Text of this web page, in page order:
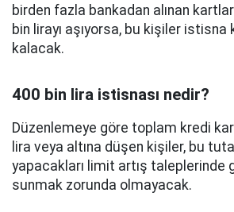
birden fazla bankadan alınan
bin lirayı aşıyorsa, bu kişiler istisna
kalacak.
400 bin lira istisnası nedir?
Düzenlemeye göre toplam kredi
lira veya altına düşen kişiler, bu
yapacakları limit artış taleplerinde
sunmak zorunda olmayacak.